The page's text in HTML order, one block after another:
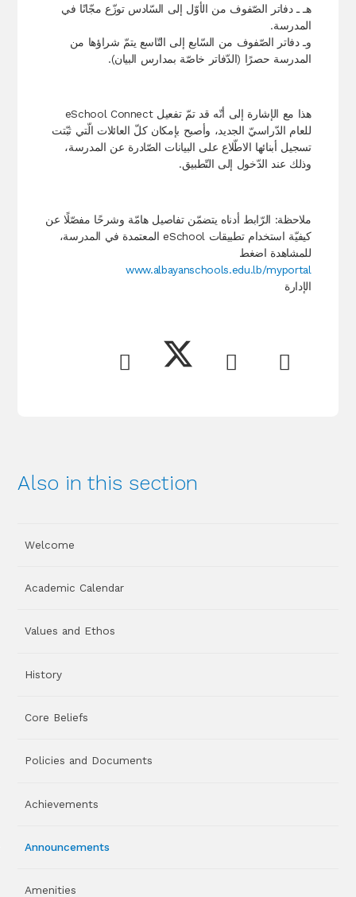
هـ ـ دفاتر الصّفوف من الأوّل إلى السّادس توزّع مجّانًا في
المدرسة.
وـ دفاتر الصّفوف من السّابع إلى التّاسع يتمّ شراؤها من
المدرسة حصرًا (الدّفاتر خاصّة بمدارس البيان).
هذا مع الإشارة إلى أنّه قد تمّ تفعيل eSchool Connect
للعام الدّراسيّ الجديد، وأصبح بإمكان كلّ العائلات الّتي ثبّتت
تسجيل أبنائها الاطّلاع على البيانات الصّادرة عن المدرسة،
وذلك عند الدّخول إلى التّطبيق.
ملاحظة: الرّابط أدناه يتضمّن تفاصيل هامّة وشرحًا مفصّلًا عن
كيفيّة استخدام تطبيقات eSchool المعتمدة في المدرسة،
للمشاهدة اضغط
www.albayanschools.edu.lb/myportal
الإدارة
Also in this section
Welcome
Academic Calendar
Values and Ethos
History
Core Beliefs
Policies and Documents
Achievements
Announcements
Amenities